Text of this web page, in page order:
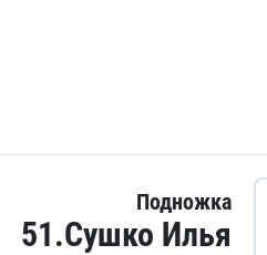
Подножка
51.Сушко Илья